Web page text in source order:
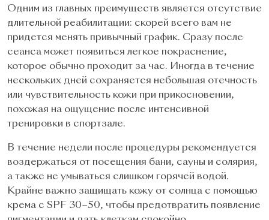
Одним из главных преимуществ является отсутствие
длительной реабилитации: скорей всего вам не
придется менять привычный график. Сразу после
сеанса может появиться легкое покраснение,
которое обычно проходит за час. Иногда в течение
нескольких дней сохраняется небольшая отечность
или чувствительность кожи при прикосновении,
похожая на ощущение после интенсивной
тренировки в спортзале.
В течение недели после процедуры рекомендуется
воздержаться от посещения бани, сауны и солярия,
а также не умываться слишком горячей водой.
Крайне важно защищать кожу от солнца с помощью
крема с SPF 30–50, чтобы предотвратить появление